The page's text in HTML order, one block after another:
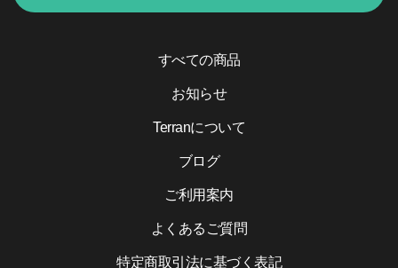
すべての商品
お知らせ
Terranについて
ブログ
ご利用案内
よくあるご質問
特定商取引法に基づく表記